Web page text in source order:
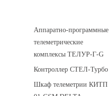
Аппаратно-программные
телеметрические
комплексы ТЕЛУР-Г-G
Контроллер СТЕЛ-Турбо
Шкаф телеметрии КИТП